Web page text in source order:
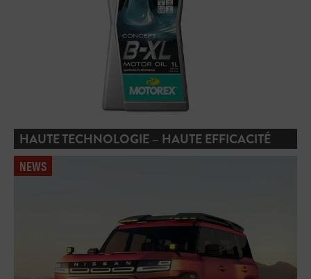
HAUTE TECHNOLOGIE – HAUTE EFFICACITÉ
NEWS